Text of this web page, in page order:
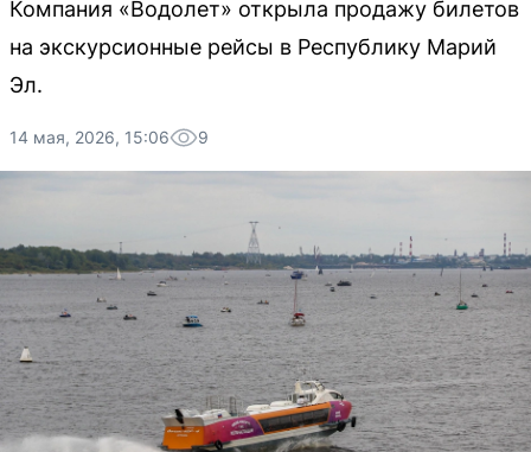
Компания «Водолет» открыла продажу билетов
на экскурсионные рейсы в Республику Марий
Эл.
14 мая, 2026, 15:06 9